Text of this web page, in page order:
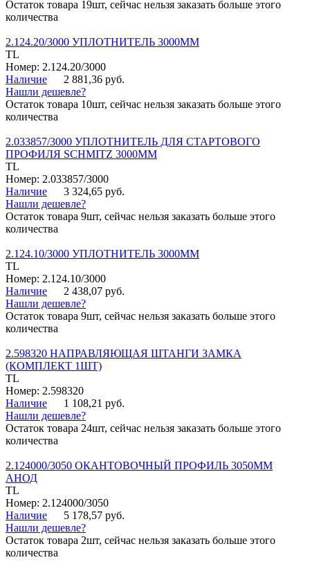
Остаток товара 19шт, сейчас нельзя заказать больше этого
количества
2.124.20/3000 УПЛОТНИТЕЛЬ 3000ММ
TL
Номер: 2.124.20/3000
Наличие
2 881,36 руб.
Нашли дешевле?
Остаток товара 10шт, сейчас нельзя заказать больше этого
количества
2.033857/3000 УПЛОТНИТЕЛЬ ДЛЯ СТАРТОВОГО
ПРОФИЛЯ SCHMITZ 3000ММ
TL
Номер: 2.033857/3000
Наличие
3 324,65 руб.
Нашли дешевле?
Остаток товара 9шт, сейчас нельзя заказать больше этого
количества
2.124.10/3000 УПЛОТНИТЕЛЬ 3000ММ
TL
Номер: 2.124.10/3000
Наличие
2 438,07 руб.
Нашли дешевле?
Остаток товара 9шт, сейчас нельзя заказать больше этого
количества
2.598320 НАПРАВЛЯЮЩАЯ ШТАНГИ ЗАМКА
(КОМПЛЕКТ 1ШТ)
TL
Номер: 2.598320
Наличие
1 108,21 руб.
Нашли дешевле?
Остаток товара 24шт, сейчас нельзя заказать больше этого
количества
2.124000/3050 ОКАНТОВОЧНЫЙ ПРОФИЛЬ 3050ММ
АНОД
TL
Номер: 2.124000/3050
Наличие
5 178,57 руб.
Нашли дешевле?
Остаток товара 2шт, сейчас нельзя заказать больше этого
количества